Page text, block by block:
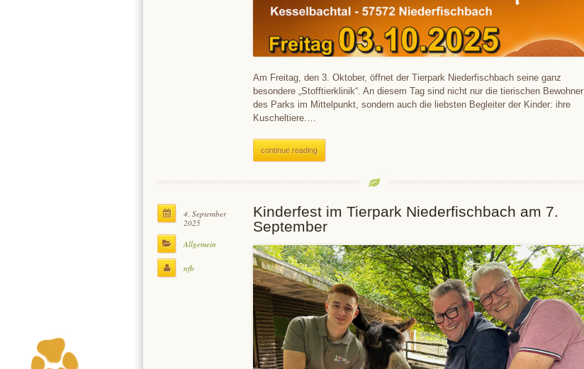
Am Freitag, den 3. Oktober, öffnet der Tierpark Niederfischbach seine ganz
besondere „Stofftierklinik“. An diesem Tag sind nicht nur die tierischen Bewohner
des Parks im Mittelpunkt, sondern auch die liebsten Begleiter der Kinder: ihre
Kuscheltiere.…
continue reading
4. September
2025
Allgemein
nfb
Kinderfest im Tierpark Niederfischbach am 7.
September